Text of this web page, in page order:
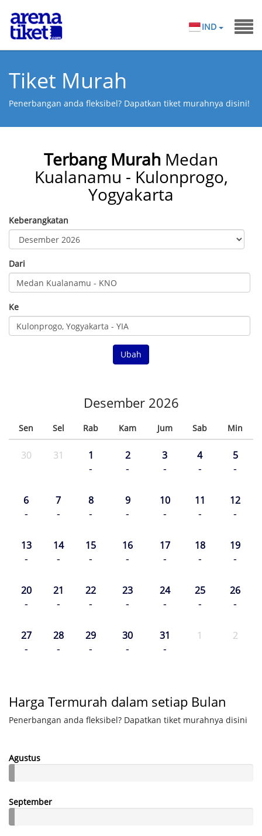
IND
Tiket Murah
Penerbangan anda fleksibel? Dapatkan tiket murahnya disini!
Terbang Murah Medan
Kualanamu - Kulonprogo,
Yogyakarta
Keberangkatan
Dari
Ke
Ubah
Desember 2026
Sen Sel Rab Kam Jum Sab Min
30 31 1
-
2
-
3
-
4
-
5
-
6
-
7
-
8
-
9
-
10
-
11
-
12
-
13
-
14
-
15
-
16
-
17
-
18
-
19
-
20
-
21
-
22
-
23
-
24
-
25
-
26
-
27
-
28
-
29
-
30
-
31
-
1 2
Harga Termurah dalam setiap Bulan
Penerbangan anda fleksibel? Dapatkan tiket murahnya disini
Agustus
September